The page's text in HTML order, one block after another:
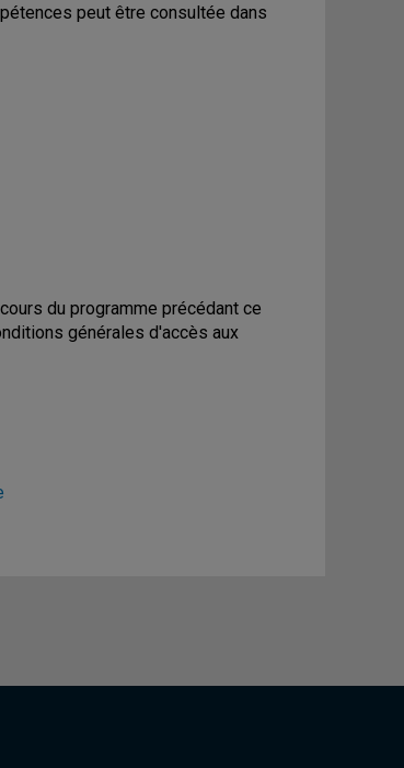
peut être consultée dans
du programme précédant ce
générales d'accès aux